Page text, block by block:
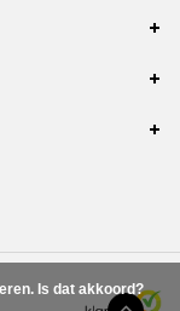
Is dat akkoord?